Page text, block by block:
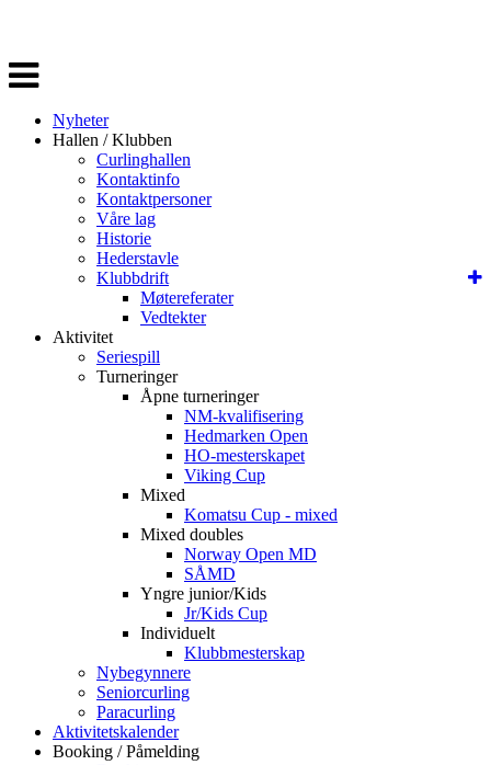
Veksle
navigasjon
Nyheter
Hallen / Klubben
Curlinghallen
Kontaktinfo
Kontaktpersoner
Våre lag
Historie
Hederstavle
Klubbdrift
Møtereferater
Vedtekter
Aktivitet
Seriespill
Turneringer
Åpne turneringer
NM-kvalifisering
Hedmarken Open
HO-mesterskapet
Viking Cup
Mixed
Komatsu Cup - mixed
Mixed doubles
Norway Open MD
SÅMD
Yngre junior/Kids
Jr/Kids Cup
Individuelt
Klubbmesterskap
Nybegynnere
Seniorcurling
Paracurling
Aktivitetskalender
Booking / Påmelding